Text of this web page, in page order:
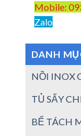
Mobile:
Zalo
DANH
NỒI INOX
TỦ SẤY
BỂ TÁCH